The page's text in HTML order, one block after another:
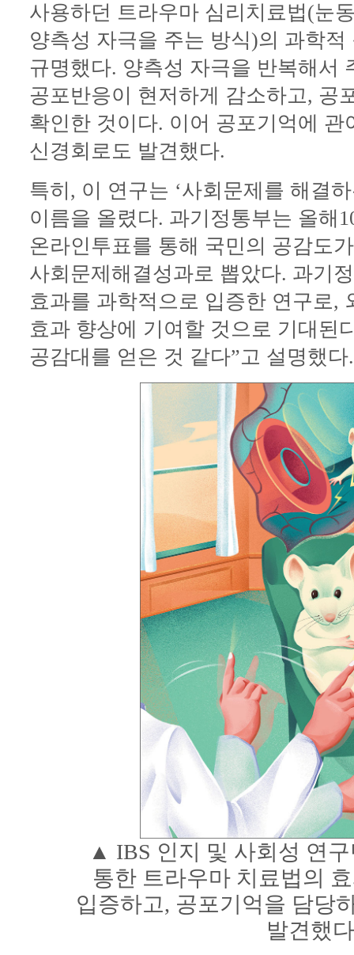
사용하던 트라우마 심리치료법(눈
양측성 자극을 주는 방식)의 과학
규명했다. 양측성 자극을 반복해서
공포반응이 현저하게 감소하고, 공
확인한 것이다. 이어 공포기억에 관
신경회로도 발견했다.
특히, 이 연구는 ‘사회문제를 해결
이름을 올렸다. 과기정통부는 올해
온라인투표를 통해 국민의 공감도
사회문제해결성과로 뽑았다. 과기
효과를 과학적으로 입증한 연구로,
효과 향상에 기여할 것으로 기대된
공감대를 얻은 것 같다”고 설명했다.
▲ IBS 인지 및 사회성 연
통한 트라우마 치료법의
입증하고, 공포기억을 담당
발견했